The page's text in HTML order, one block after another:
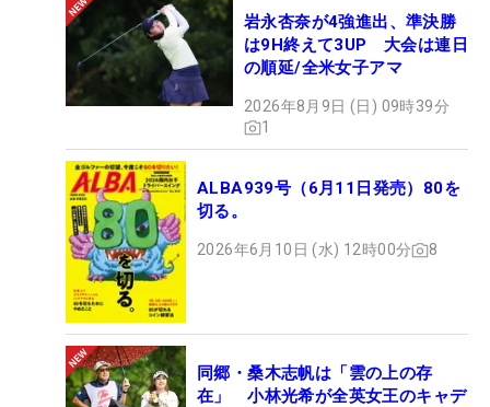
岩永杏奈が4強進出、準決勝
は9H終えて3UP 大会は連日
の順延/全米女子アマ
2026年8月9日 (日) 09時39分
1
ALBA939号（6月11日発売）80を
切る。
2026年6月10日 (水) 12時00分 8
同郷・桑木志帆は「雲の上の存
在」 小林光希が全英女王のキャデ